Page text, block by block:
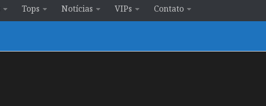
Tops Notícias VIPs Contato